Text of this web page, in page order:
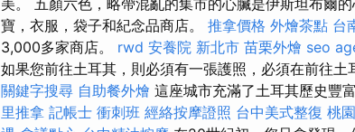
寶，衣服，袋子和紀念品商店。 推拿價格 外燴茶點 台
3,000多家商店。 rwd 安養院 新北市 苗栗外燴 seo
如果您前往土耳其，則必須有一張護照，必須在前往土
關鍵字搜尋 自助餐外燴 這座城市充滿了土耳其歷史豐
里推拿 記帳士 衝刺班 經絡按摩證照 台中美式整復 桃